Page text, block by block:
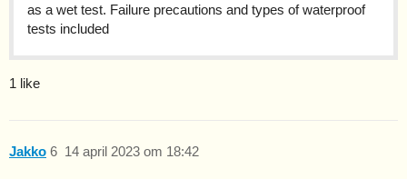
as a wet test. Failure precautions and types of waterproof
tests included
1 like
Jakko 14 april 2023 om 18:42
6